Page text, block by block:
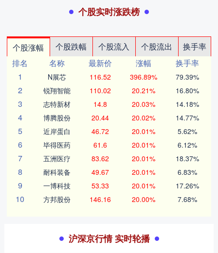
个股实时涨跌榜
个股涨幅 个股跌幅 个股流入 个股流出
换手率
排名
名称 最新价 涨幅
换手率
1
N展芯 116.52 396.89% 79.39%
2 锐翔智能 110.02 20.21% 16.80%
3 志特新材 14.8 20.03% 14.18%
4 博腾股份 20.44 20.02% 14.77%
5 近岸蛋白 46.72 20.01% 5.62%
6 毕得医药 61.6 20.01% 6.12%
7 五洲医疗 83.62 20.01% 18.37%
8 耐科装备 49.67 20.01% 6.83%
9 一博科技 53.33 20.01% 17.26%
10 方邦股份 146.16 20.00% 7.68%
沪深京行情 实时轮播